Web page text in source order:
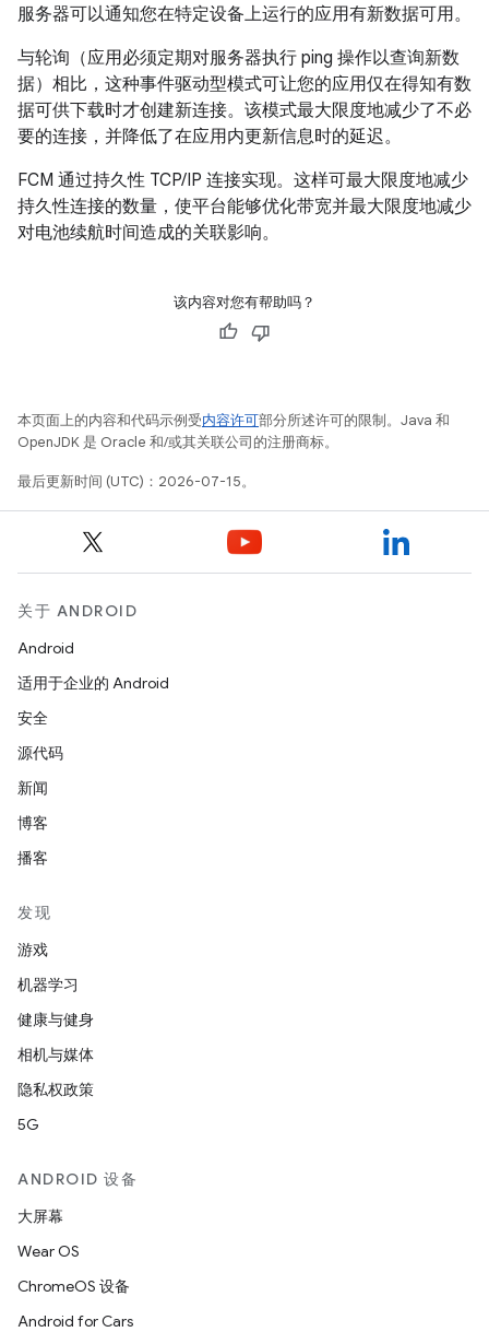
服务器可以通知您在特定设备上运行的应用有新数据可用。
与轮询（应用必须定期对服务器执行 ping 操作以查询新数
据）相比，这种事件驱动型模式可让您的应用仅在得知有数
据可供下载时才创建新连接。该模式最大限度地减少了不必
要的连接，并降低了在应用内更新信息时的延迟。
FCM 通过持久性 TCP/IP 连接实现。这样可最大限度地减少
持久性连接的数量，使平台能够优化带宽并最大限度地减少
对电池续航时间造成的关联影响。
该内容对您有帮助吗？
本页面上的内容和代码示例受内容许可部分所述许可的限制。Java 和
OpenJDK 是 Oracle 和/或其关联公司的注册商标。
最后更新时间 (UTC)：2026-07-15。
关于 ANDROID
Android
适用于企业的 Android
安全
源代码
新闻
博客
播客
发现
游戏
机器学习
健康与健身
相机与媒体
隐私权政策
5G
ANDROID 设备
大屏幕
Wear OS
ChromeOS 设备
Android for Cars